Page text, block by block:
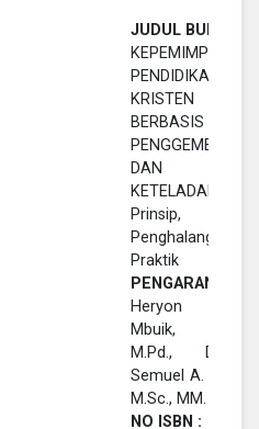
JUDUL BUKU :
KEPEMIMPINAN
PENDIDIKAN
KRISTEN
BERBASIS
DAN
KETELADANAN:
Prinsip,
Penghalang,
Praktik
PENGARANG :
Heryon
Mbuik,
M.Pd., Dr.
Semuel A. M.
M.Sc., MM.
NO ISBN :